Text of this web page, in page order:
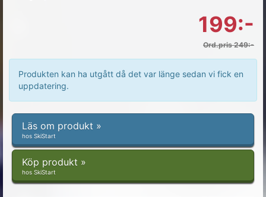
199:-
Ord.pris 249:-
Produkten kan ha utgått då det var länge sedan vi fick en
uppdatering.
Läs om produkt »
hos SkiStart
Köp produkt »
hos SkiStart